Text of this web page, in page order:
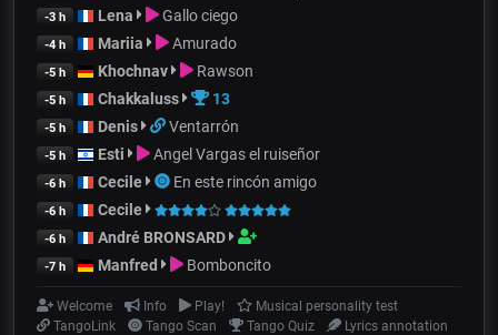
-3 h Lena Gallo ciego
-4 h Mariia Amurado
-5 h Khochnav Rawson
-5 h Chakkaluss 13
-5 h Denis Ventarrón
-5 h Esti Angel Vargas el ruiseñor
-6 h Cecile En este rincón amigo
-6 h Cecile
-6 h André BRONSARD
-7 h Manfred Bomboncito
Welcome Info Play!
Musical personality test
TangoLink
Tango Scan Tango Quiz Lyrics annotation